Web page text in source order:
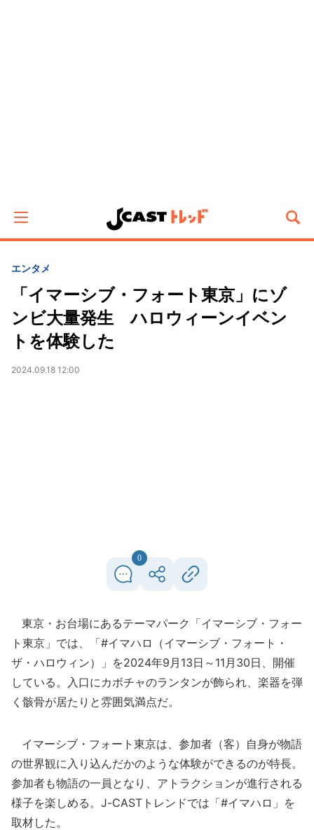
エンタメ
「イマーシブ・フォート東京」にゾ
ンビ大量発生 ハロウィーンイベン
トを体験した
2024.09.18 12:00
0
東京・お台場にあるテーマパーク「イマーシブ・フォー
ト東京」では、「#イマハロ（イマーシブ・フォート・
ザ・ハロウィン）」を2024年9月13日～11月30日、開催
している。入口にカボチャのランタンが飾られ、楽器を弾
く骸骨が居たりと雰囲気満点だ。
イマーシブ・フォート東京は、参加者（客）自身が物語
の世界観に入り込んだかのような体験ができるのが特長。
参加者も物語の一員となり、アトラクションが進行される
様子を楽しめる。J-CASTトレンドでは「#イマハロ」を
取材した。